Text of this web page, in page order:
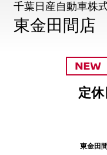
東金田間店
千葉日産自動車株
定
東金田